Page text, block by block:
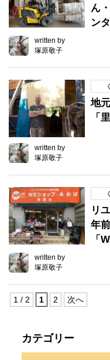
ん
ン
written by
塚原敬子
地
「
written by
塚原敬子
リ
年
「
written by
塚原敬子
1 / 2 1 2 次へ
カテゴリー